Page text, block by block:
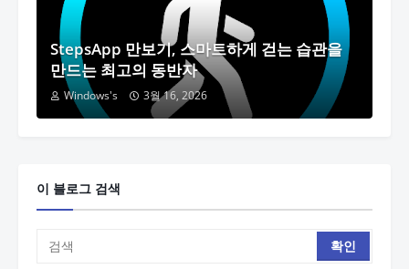
StepsApp 만보기, 스마트하게 걷는 습관을
만드는 최고의 동반자
Windows's 3월 16, 2026
이 블로그 검색